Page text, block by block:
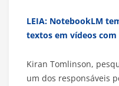
LEIA: NotebookLM
textos em vídeos
Kiran Tomlinson,
um dos responsáveis